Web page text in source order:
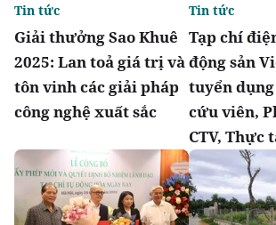
Giải thưởng Sao Khuê
2025: Lan toả giá trị và
tôn vinh các giải pháp
công nghệ xuất sắc
Tin tức
Tạp chí
động sản
tuyển
cứu viên,
CTV, Thực
Tin tức